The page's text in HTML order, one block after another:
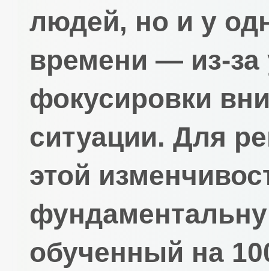
людей, но и у
времени — из-за
фокусировки
ситуации. Для
этой
обученный на